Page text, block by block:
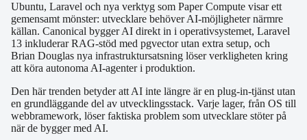
Ubuntu, Laravel och nya verktyg som Paper Compute visar ett
gemensamt mönster: utvecklare behöver AI-möjligheter närmre
källan. Canonical bygger AI direkt in i operativsystemet, Laravel
13 inkluderar RAG-stöd med pgvector utan extra setup, och
Brian Douglas nya infrastruktursatsning löser verkligheten kring
att köra autonoma AI-agenter i produktion.
Den här trenden betyder att AI inte längre är en plug-in-tjänst utan
en grundläggande del av utvecklingsstack. Varje lager, från OS till
webbramework, löser faktiska problem som utvecklare stöter på
när de bygger med AI.